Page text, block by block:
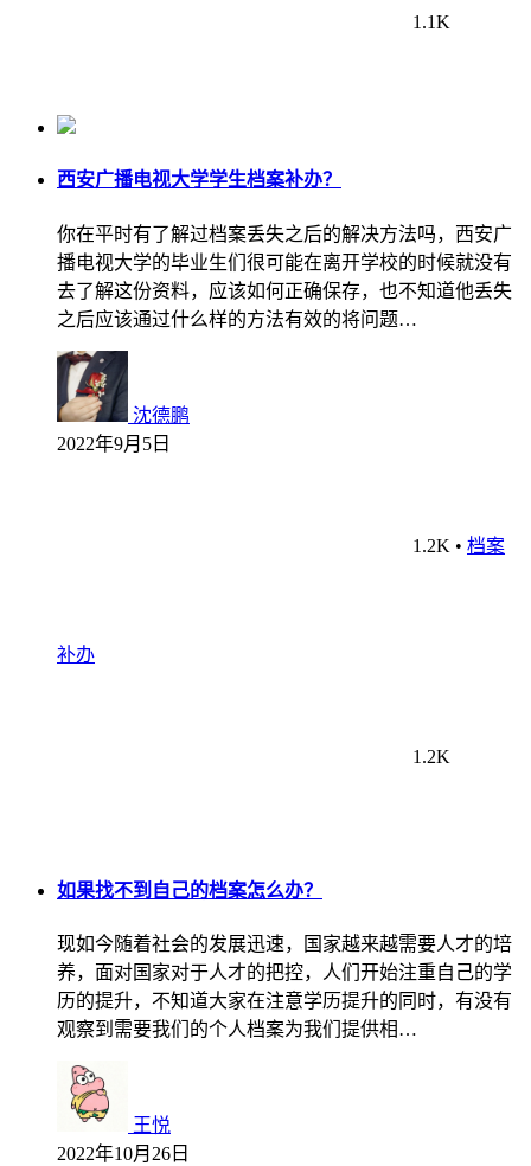
1.1K
西安广播电视大学学生档案补办？
你在平时有了解过档案丢失之后的解决方法吗，西安广
播电视大学的毕业生们很可能在离开学校的时候就没有
去了解这份资料，应该如何正确保存，也不知道他丢失
之后应该通过什么样的方法有效的将问题…
沈德鹏
2022年9月5日
1.2K • 档案
补办
1.2K
如果找不到自己的档案怎么办？
现如今随着社会的发展迅速，国家越来越需要人才的培
养，面对国家对于人才的把控，人们开始注重自己的学
历的提升，不知道大家在注意学历提升的同时，有没有
观察到需要我们的个人档案为我们提供相…
王悦
2022年10月26日